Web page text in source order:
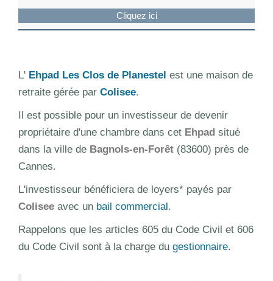
Cliquez ici
L' Ehpad Les Clos de Planestel est une maison de
retraite gérée par Colisee.
Il est possible pour un investisseur de devenir
propriétaire d'une chambre dans cet Ehpad situé
dans la ville de Bagnols-en-Forêt (83600) près de
Cannes.
L'investisseur bénéficiera de loyers* payés par
Colisee avec un bail commercial.
Rappelons que les articles 605 du Code Civil et 606
du Code Civil sont à la charge du gestionnaire.